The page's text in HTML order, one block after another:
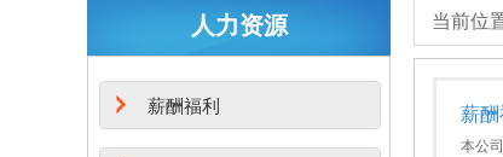
当前位
薪
本公
人力资源
薪酬福利